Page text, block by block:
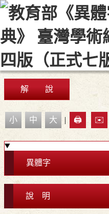
::: 最新消息 常見問題
顯示模式
網站
解 說
小 中 大 | 🖨️ ✉️
異體字
說 明